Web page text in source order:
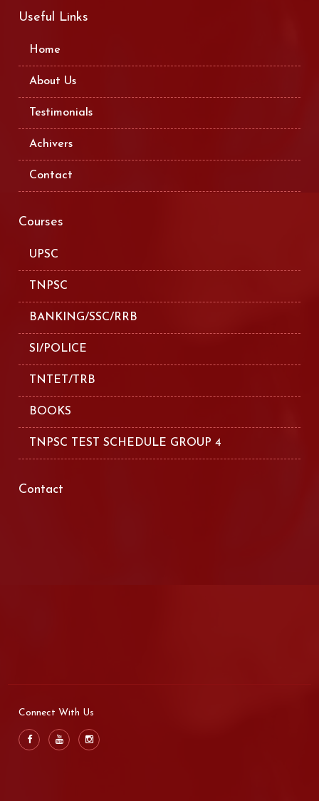
Useful Links
Home
About Us
Testimonials
Achivers
Contact
Courses
UPSC
TNPSC
BANKING/SSC/RRB
SI/POLICE
TNTET/TRB
BOOKS
TNPSC TEST SCHEDULE GROUP 4
Contact
Connect With Us